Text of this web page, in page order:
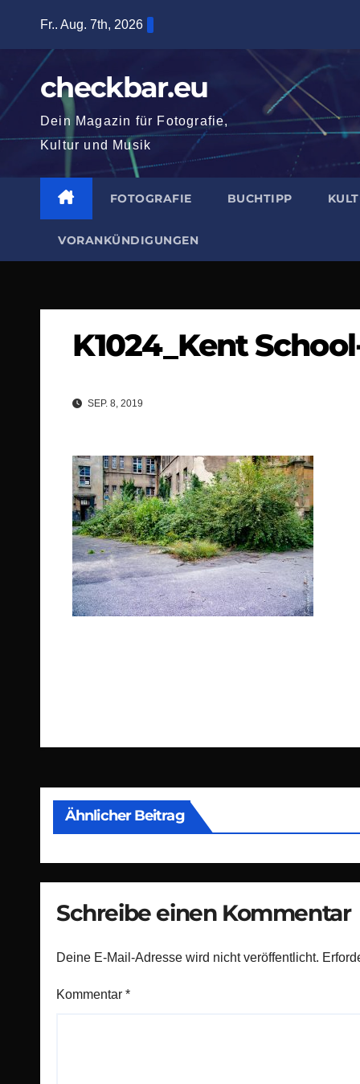
springen
Fr.. Aug. 7th, 2026
checkbar.eu
Dein Magazin für Fotografie,
Kultur und Musik
FOTOGRAFIE BUCHTIPP
VORANKÜNDIGUNGEN
K1024_Kent
SEP. 8, 2019
Ähnlicher Beitrag
Schreibe einen Kommentar
Deine E-Mail-Adresse wird nicht veröffentlicht.
Kommentar *